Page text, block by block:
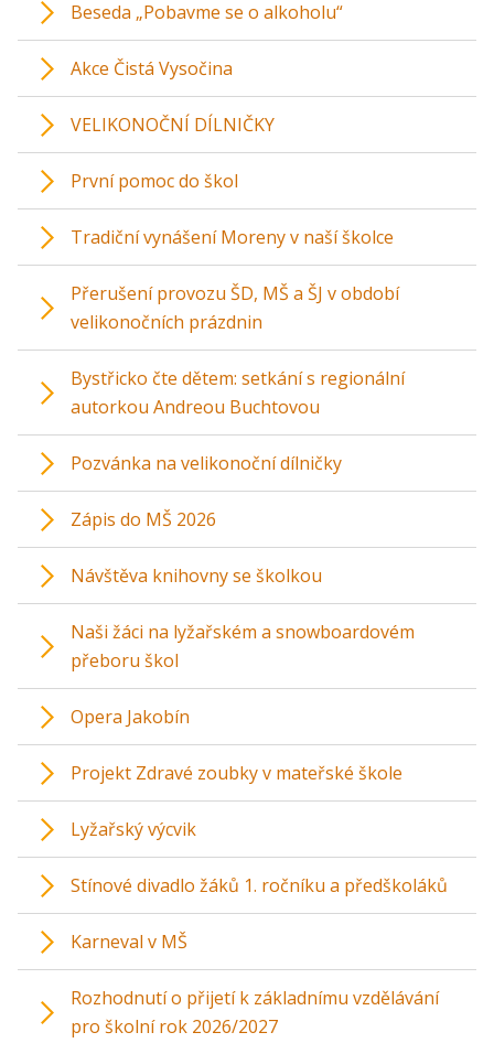
Beseda „Pobavme se o alkoholu“
Akce Čistá Vysočina
VELIKONOČNÍ DÍLNIČKY
První pomoc do škol
Tradiční vynášení Moreny v naší školce
Přerušení provozu ŠD, MŠ a ŠJ v období
velikonočních prázdnin
Bystřicko čte dětem: setkání s regionální
autorkou Andreou Buchtovou
Pozvánka na velikonoční dílničky
Zápis do MŠ 2026
Návštěva knihovny se školkou
Naši žáci na lyžařském a snowboardovém
přeboru škol
Opera Jakobín
Projekt Zdravé zoubky v mateřské škole
Lyžařský výcvik
Stínové divadlo žáků 1. ročníku a předškoláků
Karneval v MŠ
Rozhodnutí o přijetí k základnímu vzdělávání
pro školní rok 2026/2027